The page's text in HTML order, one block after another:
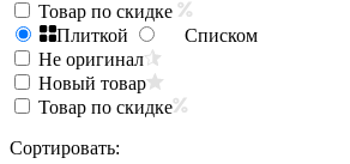
Товар по скидке
Плиткой
Списком
Не оригинал
Новый товар
Товар по скидке
Сортировать: